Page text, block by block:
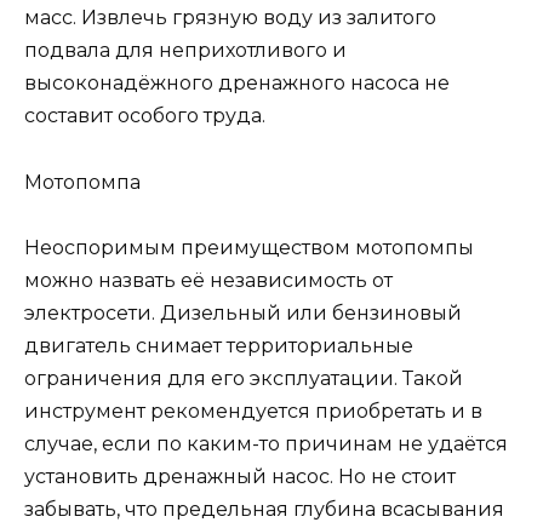
масс. Извлечь грязную воду из залитого
подвала для неприхотливого и
высоконадёжного дренажного насоса не
составит особого труда.
Мотопомпа
Неоспоримым преимуществом мотопомпы
можно назвать её независимость от
электросети. Дизельный или бензиновый
двигатель снимает территориальные
ограничения для его эксплуатации. Такой
инструмент рекомендуется приобретать и в
случае, если по каким-то причинам не удаётся
установить дренажный насос. Но не стоит
забывать, что предельная глубина всасывания